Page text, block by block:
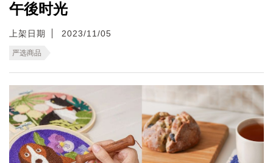
午後时光
上架日期 2023/11/05
严选商品